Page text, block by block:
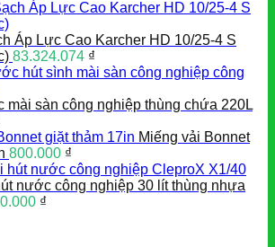
Áp Lực Cao Karcher HD 10/25-4 S
83.324.074 ₫
mài sàn công nghiệp thùng chứa 220L
Miếng vải Bonnet
800.000 ₫
nước công nghiệp 30 lít thùng nhựa
₫